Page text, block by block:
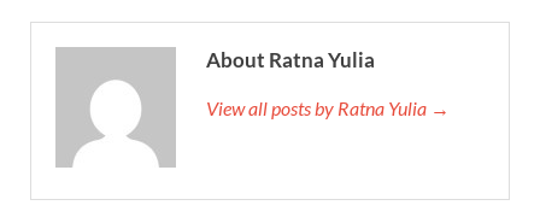
About Ratna Yulia
View all posts by Ratna Yulia →